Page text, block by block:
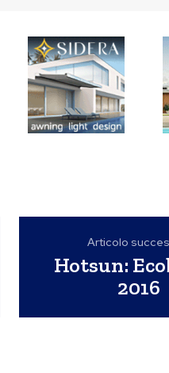
Articolo
Hotsun:
2016